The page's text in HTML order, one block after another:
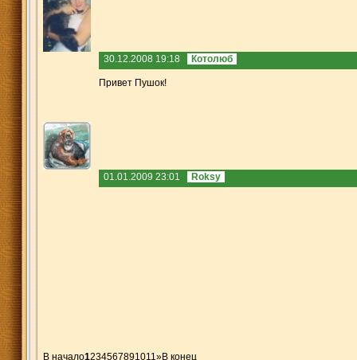
30.12.2008 19:18 Котолюб
Привет Пушок!
01.01.2009 23:01 Roksy
В начало1234567891011»В конец